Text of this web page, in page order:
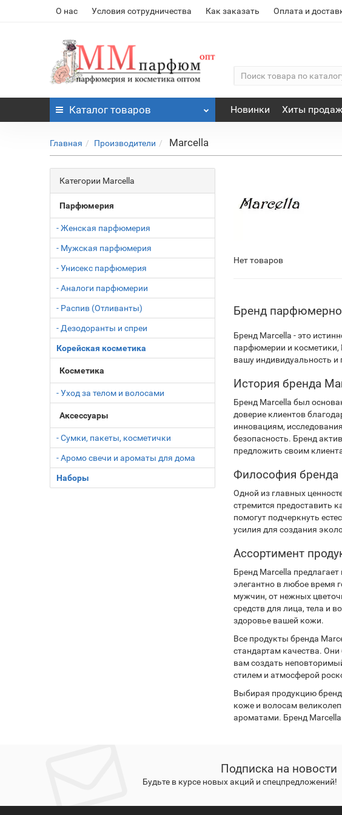
О нас Условия сотрудничества Как заказать Оплата и
Каталог товаров Новинки Хиты продаж
Главная Производители Marcella
Категории Marcella
Парфюмерия
- Женская парфюмерия
- Мужская парфюмерия
- Унисекс парфюмерия
- Аналоги парфюмерии
- Распив (Отливанты)
- Дезодоранты и спреи
Корейская косметика
Косметика
- Уход за телом и волосами
Аксессуары
- Сумки, пакеты, косметички
- Аромо свечи и ароматы для дома
Наборы
Нет товаров
Бренд
Бренд Marcella - это
парфюмерии и косметики,
вашу индивидуальность и
История бренда
Бренд Marcella был
доверие клиентов
инновациям,
безопасность. Бренд
предложить своим
Философия бренда
Одной из главных
стремится предоставить
помогут подчеркнуть
усилия для создания
Ассортимент
Бренд Marcella
элегантно в любое время
мужчин, от нежных
средств для лица, тела и
здоровье вашей кожи.
Все продукты бренда
стандартам качества.
вам создать
стилем и атмосферой
Выбирая продукцию
коже и волосам
ароматами. Бренд
Подписка на новости
Будьте в курсе новых акций и спецпредложений!